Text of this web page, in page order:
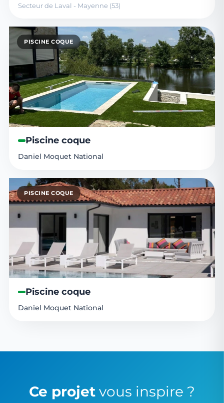
Secteur de Laval - Mayenne (53)
PISCINE COQUE
Piscine coque
Daniel Moquet National
PISCINE COQUE
Piscine coque
Daniel Moquet National
Ce projet vous inspire ?